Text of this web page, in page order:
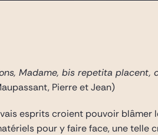
Madame, bis repetita placent,
Pierre et Jean)
esprits croient pouvoir
pour y faire face, une telle